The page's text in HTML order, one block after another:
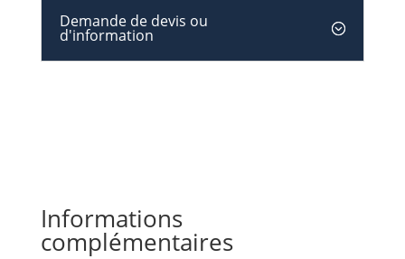
Demande de devis ou
d'information
Informations
complémentaires